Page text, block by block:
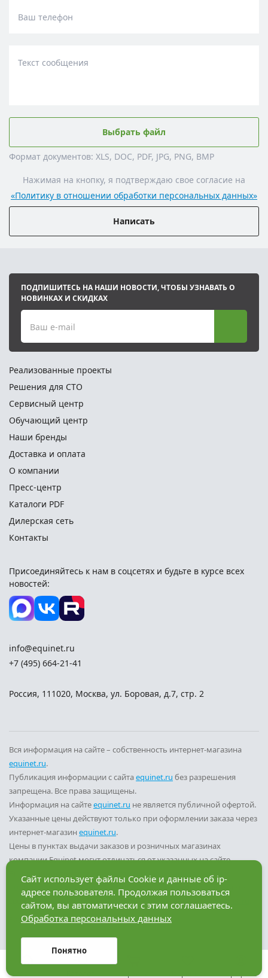
Главная Профиль
Ваш телефон
Текст сообщения
Выбрать файл
Формат документов: XLS, DOC, PDF, JPG, PNG, BMP
Нажимая на кнопку, я подтверждаю свое согласие на
«Политику в отношении обработки персональных данных»
Написать
ПОДПИШИТЕСЬ НА НАШИ НОВОСТИ, ЧТОБЫ УЗНАВАТЬ О
НОВИНКАХ И СКИДКАХ
Ваш e-mail
Реализованные проекты
Решения для СТО
Сервисный центр
Обучающий центр
Наши бренды
Доставка и оплата
О компании
Пресс-центр
Каталоги PDF
Дилерская сеть
Контакты
Присоединяйтесь к нам в соцсетях и будьте в курсе всех
новостей:
info@equinet.ru
+7 (495) 664-21-41
Россия, 111020, Москва, ул. Боровая, д.7, стр. 2
Вся информация на сайте – собственность интернет-магазина
equinet.ru.
Публикация информации с сайтаequinet.ru без разрешения
запрещена. Все права защищены.
Информация на сайтеequinet.ru не является публичной офертой.
Указанные цены действуют только при оформлении заказа через
интернет-магазин equinet.ru.
Цены в пунктах выдачи заказов и розничных магазинах
компании Equinet могут отличаться от указанных на сайте.
Вы принимаете условия
политики конфиденциальности
пользовательского соглашения
каждый раз, когда оставляете
свои данные в любой форме обратной связи на сайте
Разработка сайта — компания «Факт»
Сайт использует файлы Cookie и данные об ip-
адресе пользователя. Продолжая пользоваться
сайтом, вы автоматически с этим соглашаетесь.
Обработка персональных данных
Понятно